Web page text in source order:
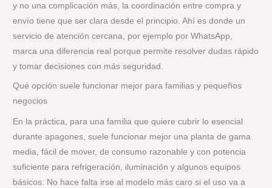
y no una complicación más, la coordinación entre compra y
envío tiene que ser clara desde el principio. Ahí es donde un
servicio de atención cercana, por ejemplo por WhatsApp,
marca una diferencia real porque permite resolver dudas rápido
y tomar decisiones con más seguridad.
Qué opción suele funcionar mejor para familias y pequeños
negocios
En la práctica, para una familia que quiere cubrir lo esencial
durante apagones, suele funcionar mejor una planta de gama
media, fácil de mover, de consumo razonable y con potencia
suficiente para refrigeración, iluminación y algunos equipos
básicos. No hace falta irse al modelo más caro si el uso va a